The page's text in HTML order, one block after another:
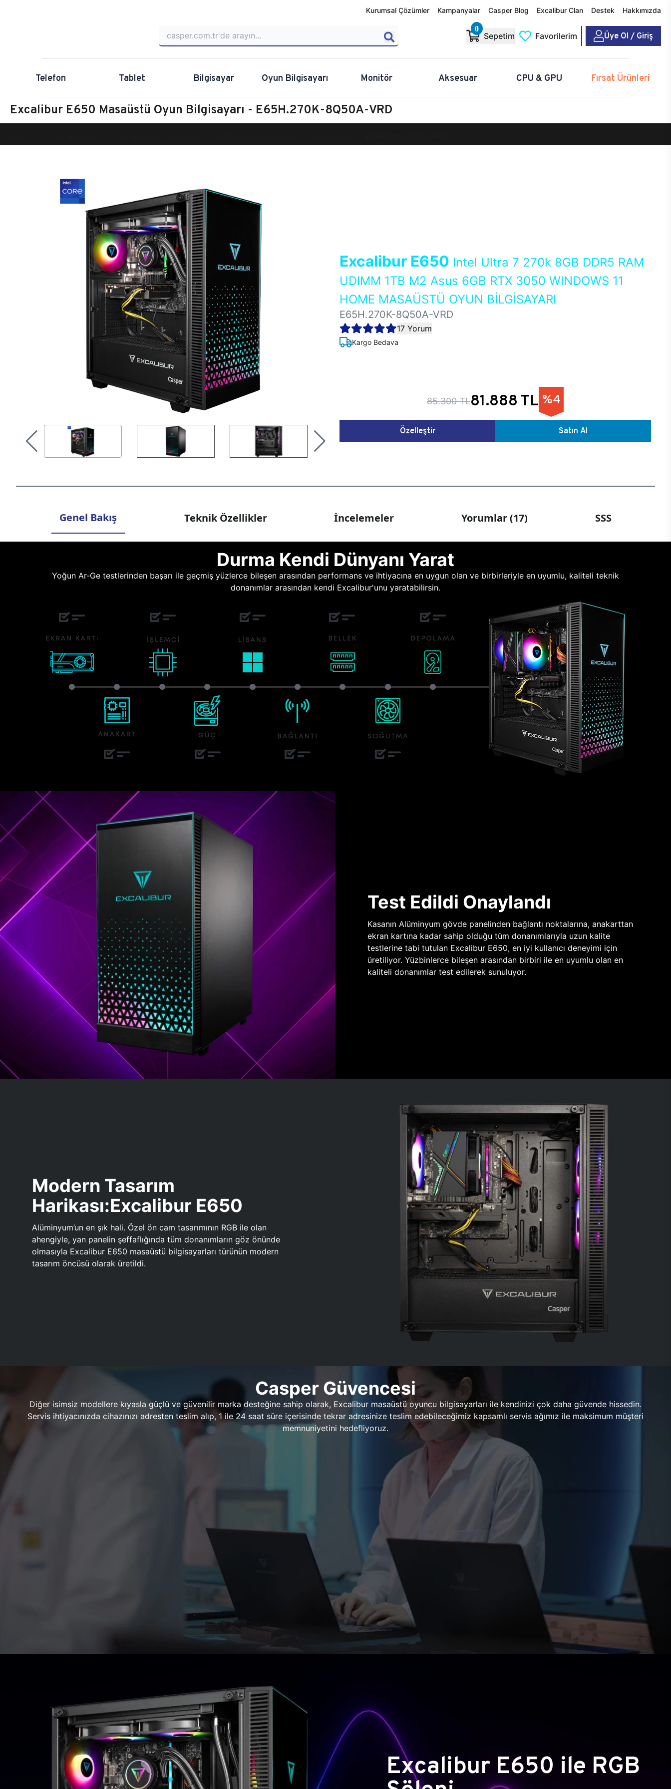
Kurumsal Çözümler Kampanyalar Casper Blog Excalibur Clan Destek Hakkımızda
0
Sepetim Favorilerim Üye Ol / Giriş
Telefon Tablet Bilgisayar Oyun Bilgisayarı Monitör Aksesuar CPU & GPU Fırsat Ürünleri
Excalibur E650 Masaüstü Oyun Bilgisayarı - E65H.270K-8Q50A-VRD
Excalibur E650 Intel Ultra 7 270k 8GB DDR5 RAM
UDIMM 1TB M2 Asus 6GB RTX 3050 WINDOWS 11
HOME MASAÜSTÜ OYUN BİLGİSAYARI
E65H.270K-8Q50A-VRD
17 Yorum
Kargo Bedava
85.300 TL81.888 TL %4
Özelleştir Satın Al
Genel Bakış Teknik Özellikler İncelemeler Yorumlar (17) SSS
Durma Kendi Dünyanı Yarat
Yoğun Ar-Ge testlerinden başarı ile geçmiş yüzlerce bileşen arasından performans ve ihtiyacına en uygun olan ve birbirleriyle en uyumlu, kaliteli teknik
donanımlar arasından kendi Excalibur'unu yaratabilirsin.
Test Edildi Onaylandı
Kasanın Alüminyum gövde panelinden bağlantı noktalarına, anakarttan
ekran kartına kadar sahip olduğu tüm donanımlarıyla uzun kalite
testlerine tabi tutulan Excalibur E650, en iyi kullanıcı deneyimi için
üretiliyor. Yüzbinlerce bileşen arasından birbiri ile en uyumlu olan en
kaliteli donanımlar test edilerek sunuluyor.
Modern Tasarım
Harikası:Excalibur E650
Alüminyum’un en şık hali. Özel ön cam tasarımının RGB ile olan
ahengiyle, yan panelin şeffaflığında tüm donanımların göz önünde
olmasıyla Excalibur E650 masaüstü bilgisayarları türünün modern
tasarım öncüsü olarak üretildi.
Casper Güvencesi
Diğer isimsiz modellere kıyasla güçlü ve güvenilir marka desteğine sahip olarak, Excalibur masaüstü oyuncu bilgisayarları ile kendinizi çok daha güvende hissedin.
Servis ihtiyacınızda cihazınızı adresten teslim alıp, 1 ile 24 saat süre içerisinde tekrar adresinize teslim edebileceğimiz kapsamlı servis ağımız ile maksimum müşteri
memnuniyetini hedefliyoruz.
Excalibur E650 ile RGB